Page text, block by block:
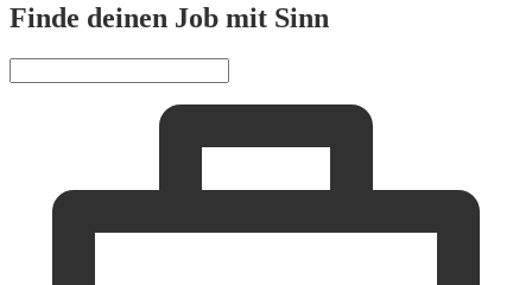
Finde deinen Job mit Sinn